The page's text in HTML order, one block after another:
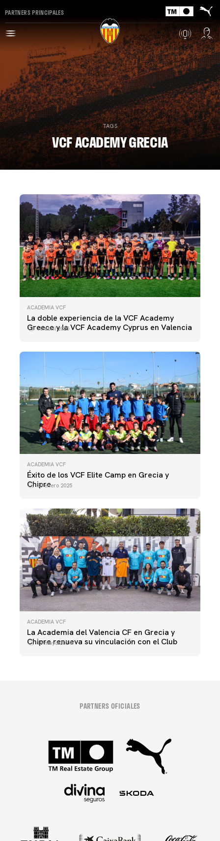
PARTNERS PRINCIPALES
TAGS
VCF ACADEMY GRECIA
ACADEMIA VCF
La doble experiencia de la VCF Academy
Greece y la VCF Academy Cyprus en Valencia
10 abril 2025
ACADEMIA VCF
Éxito de los VCF Elite Camp en Grecia y
Chipre
30 enero 2025
ACADEMIA VCF
La Academia del Valencia CF en Grecia y
Chipre renueva su vinculación con el Club
16 mayo 2024
PARTNERS OFICIALES